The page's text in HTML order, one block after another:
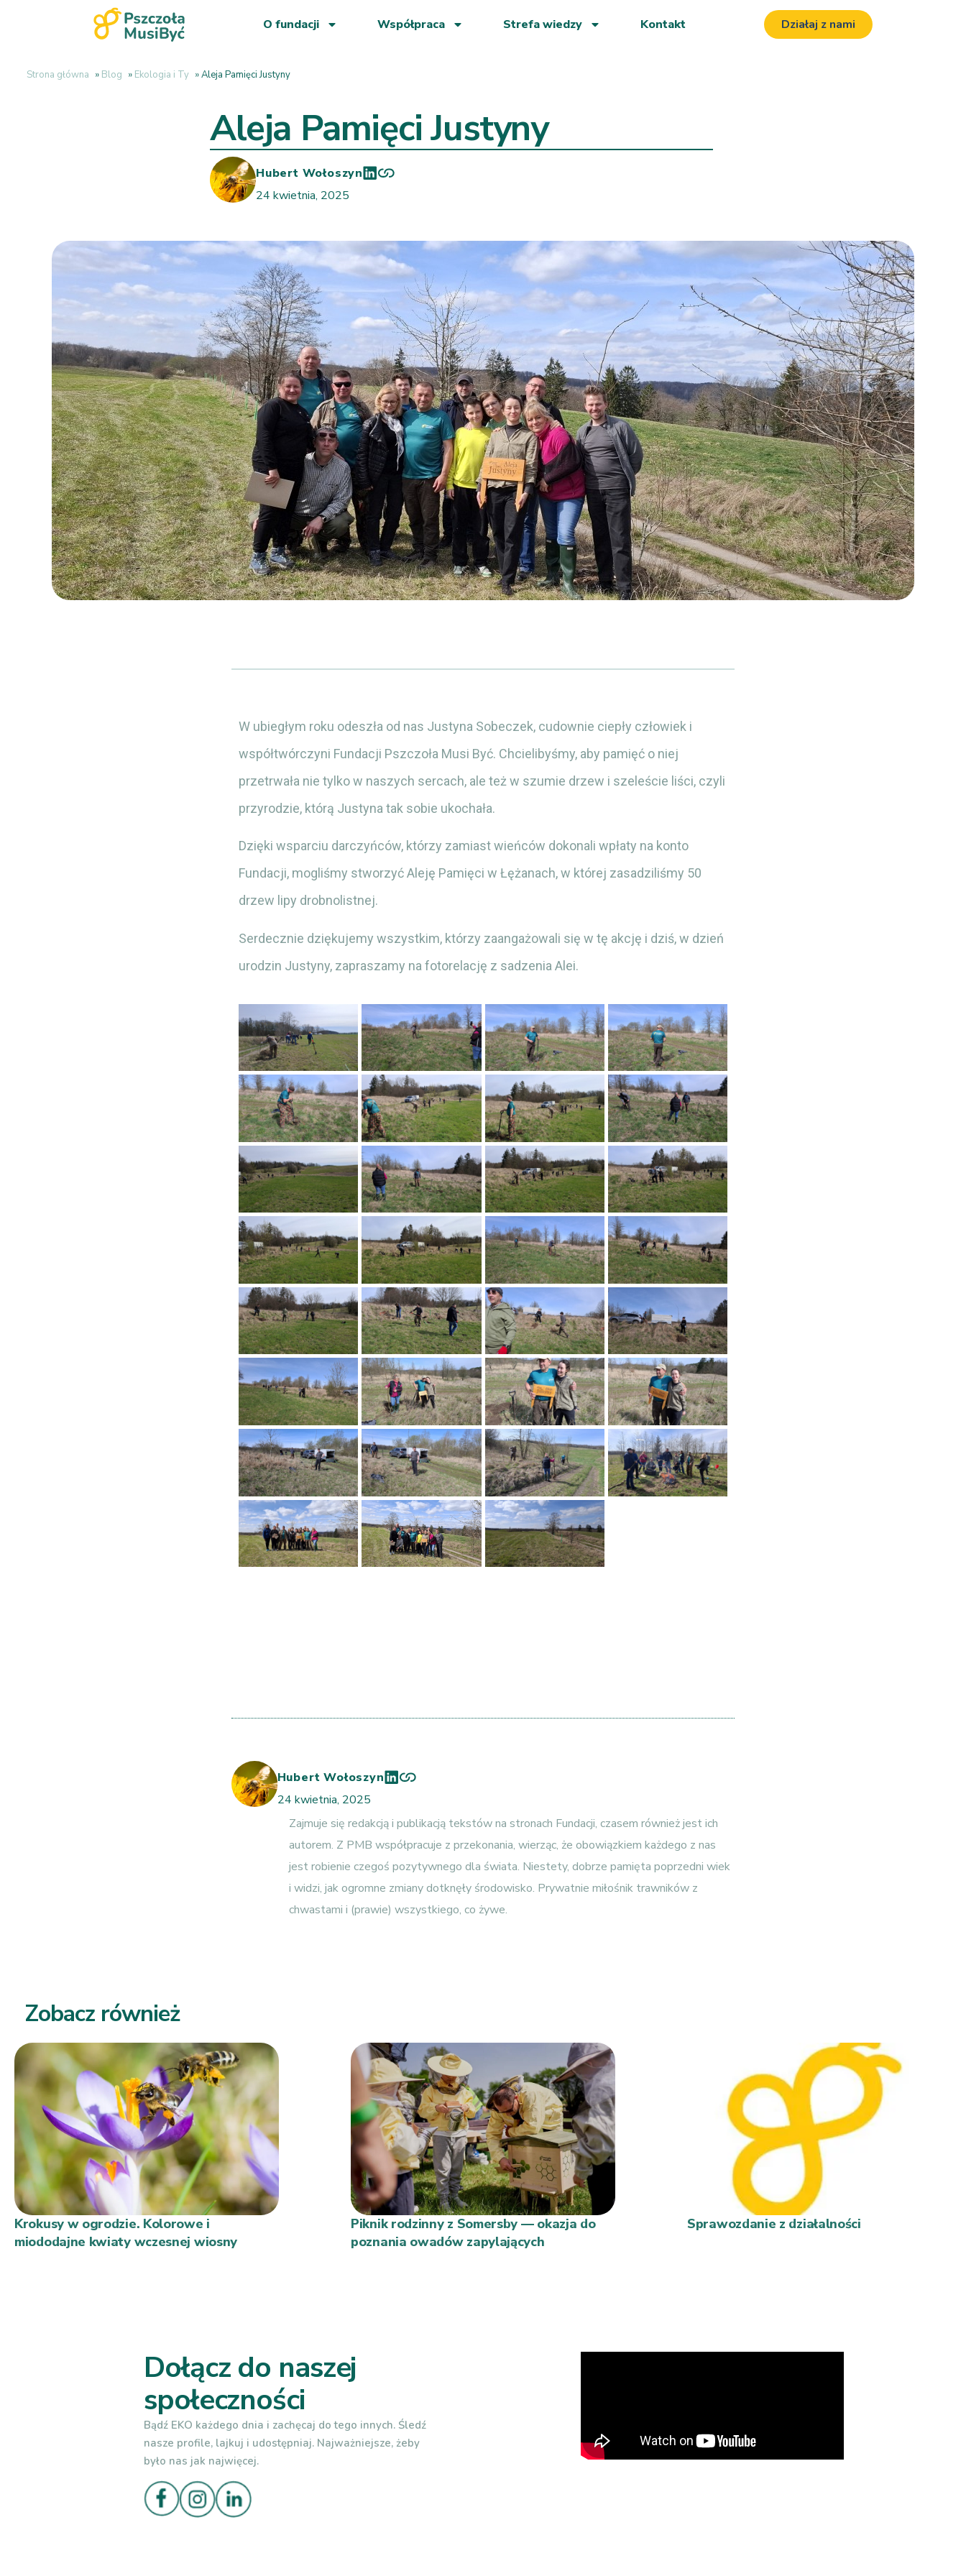
O fundacji Współpraca Strefa wiedzy Kontakt Działaj z nami
Strona główna » Blog » Ekologia i Ty »Aleja Pamięci Justyny
Aleja Pamięci Justyny
Hubert Wołoszyn
24 kwietnia, 2025
W ubiegłym roku odeszła od nas Justyna Sobeczek, cudownie ciepły człowiek i
współtwórczyni Fundacji Pszczoła Musi Być. Chcielibyśmy, aby pamięć o niej
przetrwała nie tylko w naszych sercach, ale też w szumie drzew i szeleście liści, czyli
przyrodzie, którą Justyna tak sobie ukochała.
Dzięki wsparciu darczyńców, którzy zamiast wieńców dokonali wpłaty na konto
Fundacji, mogliśmy stworzyć Aleję Pamięci w Łężanach, w której zasadziliśmy 50
drzew lipy drobnolistnej.
Serdecznie dziękujemy wszystkim, którzy zaangażowali się w tę akcję i dziś, w dzień
urodzin Justyny, zapraszamy na fotorelację z sadzenia Alei.
Hubert Wołoszyn
24 kwietnia, 2025
Zajmuje się redakcją i publikacją tekstów na stronach Fundacji, czasem również jest ich
autorem. Z PMB współpracuje z przekonania, wierząc, że obowiązkiem każdego z nas
jest robienie czegoś pozytywnego dla świata. Niestety, dobrze pamięta poprzedni wiek
i widzi, jak ogromne zmiany dotknęły środowisko. Prywatnie miłośnik trawników z
chwastami i (prawie) wszystkiego, co żywe.
Zobacz również
Krokusy w ogrodzie. Kolorowe i
miododajne kwiaty wczesnej wiosny
Piknik rodzinny z Somersby — okazja do
poznania owadów zapylających
Sprawozdanie z działalności
Dołącz do naszej
społeczności
Bądź EKO każdego dnia i zachęcaj do tego innych. Śledź
nasze profile, lajkuj i udostępniaj. Najważniejsze, żeby
było nas jak najwięcej.